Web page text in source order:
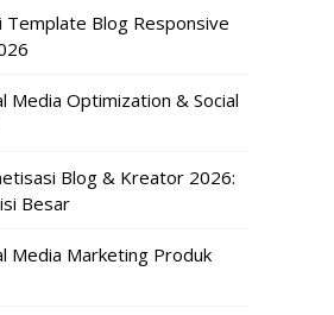
Template Blog Responsive
Media Optimization & Social
Blog & Kreator 2026:
Besar
Media Marketing Produk